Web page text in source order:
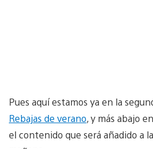
Pues aquí estamos ya en la
Rebajas de verano, y más abajo
el contenido que será añadido a